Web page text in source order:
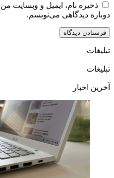
ذخیره نام، ایمیل و وبسایت
دوباره دیدگاهی می‌نویسم.
تبلیغات